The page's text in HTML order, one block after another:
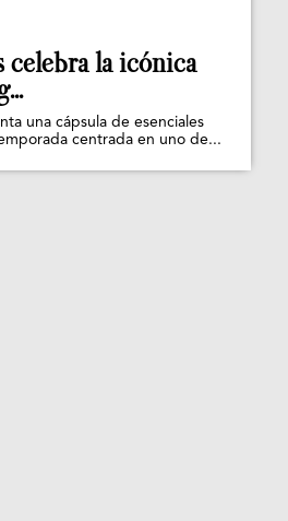
celebra la icónica
una cápsula de esenciales
centrada en uno de...